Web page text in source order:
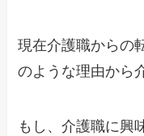
現在介護職からの
のような理由から
もし、介護職に興